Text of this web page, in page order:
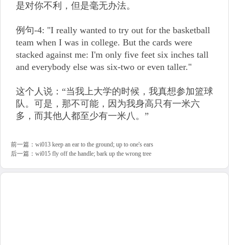
是对你不利，但是毫无办法。
例句-4: "I really wanted to try out for the basketball
team when I was in college. But the cards were
stacked against me: I'm only five feet six inches tall
and everybody else was six-two or even taller."
这个人说：“当我上大学的时候，我真想参加篮球
队。可是，那不可能，因为我身高只有一米六
多，而其他人都至少有一米八。”
前一篇： wi013 keep an ear to the ground; up to one's ears
后一篇： wi015 fly off the handle; bark up the wrong tree